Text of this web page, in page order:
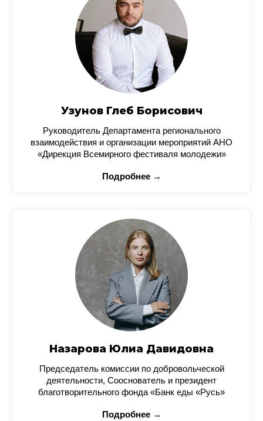
Узунов Глеб Борисович
Руководитель Департамента регионального
взаимодействия и организации мероприятий АНО
«Дирекция Всемирного фестиваля молодежи»
Подробнее →
Назарова Юлиа Давидовна
Председатель комиссии по добровольческой
деятельности, Сооснователь и президент
благотворительного фонда «Банк еды «Русь»
Подробнее →